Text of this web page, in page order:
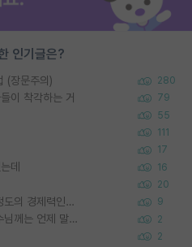
인기글은?
(장문주의) 280
이 착각하는 거 79
55
111
17
데 16
20
박사진학하기에 2억은 괜찮은 (?) 정도의 경제력인가요 9
타대학원 컨텍 준비중인데, 지도교수님께는 언제 말씀드려야 할까요? 2
2